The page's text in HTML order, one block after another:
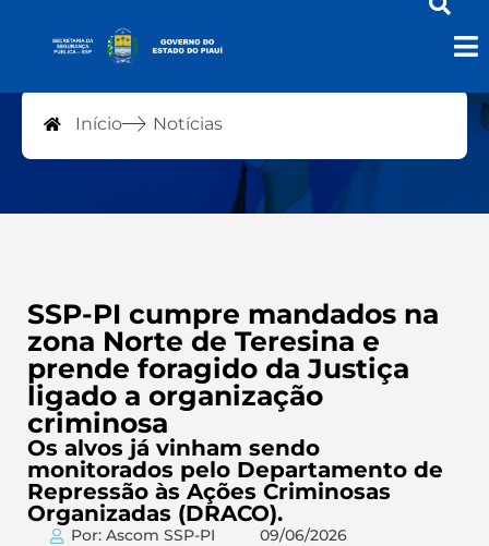
Notícias
Início Notícias
SSP-PI cumpre mandados na
zona Norte de Teresina e
prende foragido da Justiça
ligado a organização
criminosa
Os alvos já vinham sendo
monitorados pelo Departamento de
Repressão às Ações Criminosas
Organizadas (DRACO).
Por: Ascom SSP-PI 09/06/2026